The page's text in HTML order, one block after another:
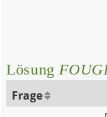
Lösung
Frage